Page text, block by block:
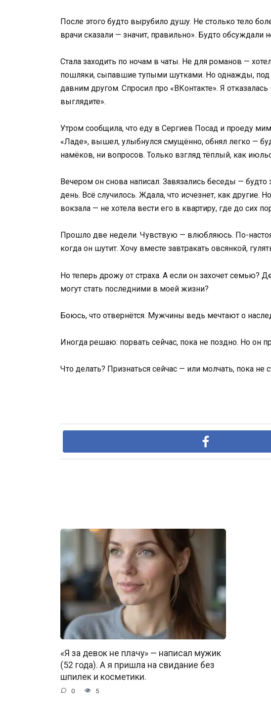
После этого будто вырубило душу. Не столько тело
врачи сказали — значит, правильно». Будто
Стала заходить по ночам в чаты. Не для романов —
пошляки, сыпавшие тупыми шутками. Но однажды, под
давним другом. Спросил про «ВКонтакте». Я
выглядите».
Утром сообщила, что еду в Сергиев Посад и проеду
«Ладе», вышел, улыбнулся смущённо, обнял легко —
намёков, ни вопросов. Только взгляд тёплый, как
Вечером он снова написал. Завязались беседы —
день. Всё случилось. Ждала, что исчезнет, как
вокзала — не хотела вести его в квартиру, где до сих
Прошло две недели. Чувствую — влюбляюсь. По-
когда он шутит. Хочу вместе завтракать овсянкой,
Но теперь дрожу от страха. А если он захочет семью?
могут стать последними в моей жизни?
Боюсь, что отвернётся. Мужчины ведь мечтают о
Иногда решаю: порвать сейчас, пока не поздно. Но он
Что делать? Признаться сейчас — или молчать, пока
«Я за девок не плачу» — написал мужик
(52 года). А я пришла на свидание без
шпилек и косметики.
0 5